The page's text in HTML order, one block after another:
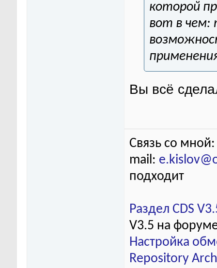
которой
вот в чем:
Вы всё
Связь со
mail:
подходит
Раздел CDS
V3.5 на
Настройка
Repository